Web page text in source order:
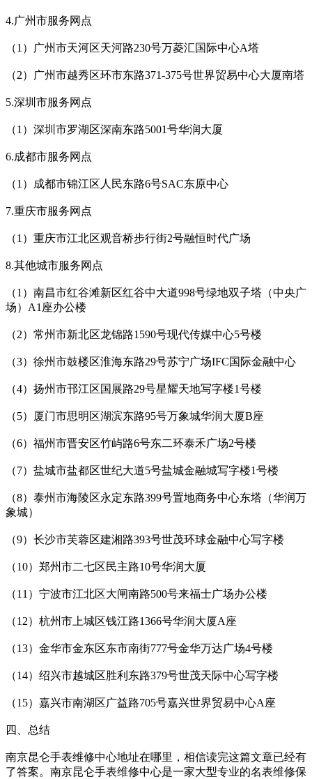
4.广州市服务网点
（1）广州市天河区天河路230号万菱汇国际中心A塔
（2）广州市越秀区环市东路371-375号世界贸易中心大厦南塔
5.深圳市服务网点
（1）深圳市罗湖区深南东路5001号华润大厦
6.成都市服务网点
（1）成都市锦江区人民东路6号SAC东原中心
7.重庆市服务网点
（1）重庆市江北区观音桥步行街2号融恒时代广场
8.其他城市服务网点
（1）南昌市红谷滩新区红谷中大道998号绿地双子塔（中央广
场）A1座办公楼
（2）常州市新北区龙锦路1590号现代传媒中心5号楼
（3）徐州市鼓楼区淮海东路29号苏宁广场IFC国际金融中心
（4）扬州市邗江区国展路29号星耀天地写字楼1号楼
（5）厦门市思明区湖滨东路95号万象城华润大厦B座
（6）福州市晋安区竹屿路6号东二环泰禾广场2号楼
（7）盐城市盐都区世纪大道5号盐城金融城写字楼1号楼
（8）泰州市海陵区永定东路399号置地商务中心东塔（华润万
象城）
（9）长沙市芙蓉区建湘路393号世茂环球金融中心写字楼
（10）郑州市二七区民主路10号华润大厦
（11）宁波市江北区大闸南路500号来福士广场办公楼
（12）杭州市上城区钱江路1366号华润大厦A座
（13）金华市金东区东市南街777号金华万达广场4号楼
（14）绍兴市越城区胜利东路379号世茂天际中心写字楼
（15）嘉兴市南湖区广益路705号嘉兴世界贸易中心A座
四、总结
南京昆仑手表维修中心地址在哪里，相信读完这篇文章已经有
了答案。南京昆仑手表维修中心是一家大型专业的名表维修保